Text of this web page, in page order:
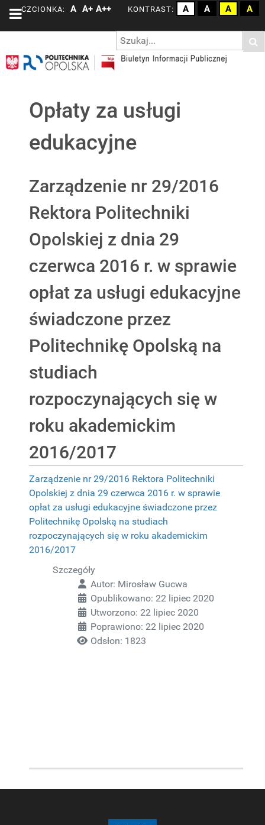
CZCIONKA: A A+ A++ KONTRAST: A A A A
Opłaty za usługi
edukacyjne
Zarządzenie nr 29/2016
Rektora Politechniki
Opolskiej z dnia 29
czerwca 2016 r. w sprawie
opłat za usługi edukacyjne
świadczone przez
Politechnikę Opolską na
studiach
rozpoczynających się w
roku akademickim
2016/2017
Zarządzenie nr 29/2016 Rektora Politechniki
Opolskiej z dnia 29 czerwca 2016 r. w sprawie
opłat za usługi edukacyjne świadczone przez
Politechnikę Opolską na studiach
rozpoczynających się w roku akademickim
2016/2017
Szczegóły
Autor: Mirosław Gucwa
Opublikowano: 22 lipiec 2020
Utworzono: 22 lipiec 2020
Poprawiono: 22 lipiec 2020
Odsłon: 1823